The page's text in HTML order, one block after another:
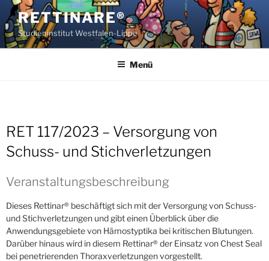
Zum
Inhalt
springen
RETTINARE®
Studieninstitut Westfalen-Lippe
Menü
RET 117/2023 – Versorgung von
Schuss- und Stichverletzungen
Veranstaltungsbeschreibung
Dieses Rettinar® beschäftigt sich mit der Versorgung von Schuss-
und Stichverletzungen und gibt einen Überblick über die
Anwendungsgebiete von Hämostyptika bei kritischen Blutungen.
Darüber hinaus wird in diesem Rettinar® der Einsatz von Chest Seal
bei penetrierenden Thoraxverletzungen vorgestellt.